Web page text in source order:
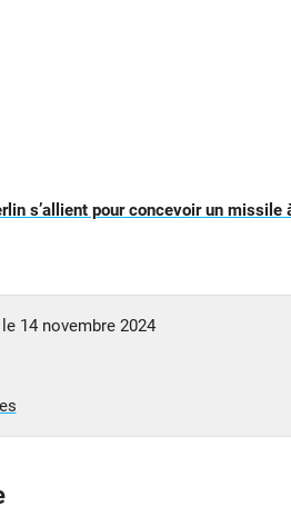
s’allient pour concevoir un
14 novembre 2024